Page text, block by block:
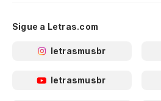
Sigue a Letras.com
letrasmusbr
letrasmusbr